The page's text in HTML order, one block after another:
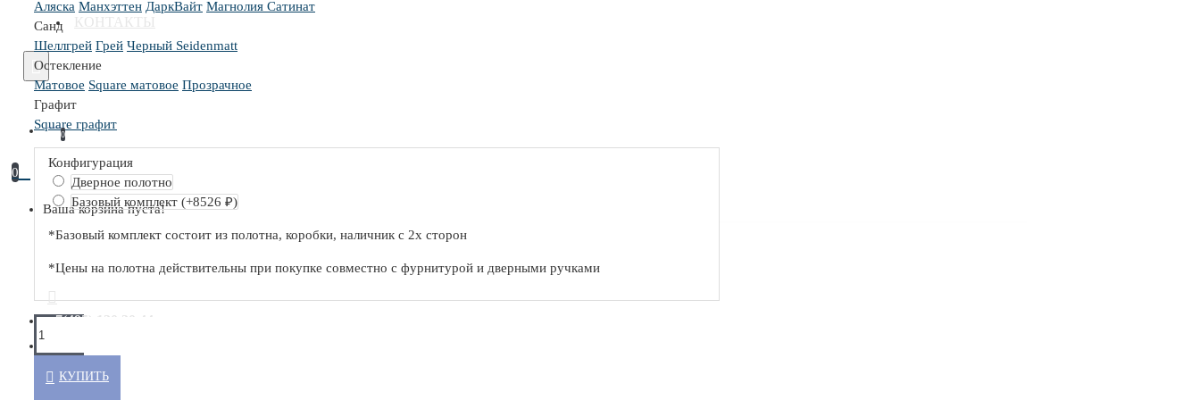
Серия PW
СКРЫТЫЕ ДВЕРИ
Серия M
С ГЛЯНЦЕВЫМ ПОКРЫТИЕМ
Серия N
КОНТАКТЫ
0
0
Ваша корзина пуста!
+7(495) 130 30 44
Аляска Манхэттен ДаркВайт Магнолия Сатинат
Санд
Шеллгрей Грей Черный Seidenmatt
Остекление
Матовое Square матовое Прозрачное
Графит
Square графит
Конфигурация
Дверное полотно
Базовый комплект (+8526 ₽)
*Базовый комплект состоит из полотна, коробки, наличник с 2х сторон
*Цены на полотна действительны при покупке совместно с фурнитурой и дверными ручками
КУПИТЬ